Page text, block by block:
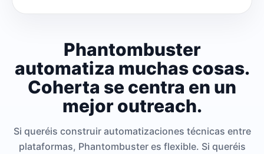
Phantombuster
automatiza muchas cosas.
Coherta se centra en un
mejor outreach.
Si queréis construir automatizaciones técnicas entre
plataformas, Phantombuster es flexible. Si queréis